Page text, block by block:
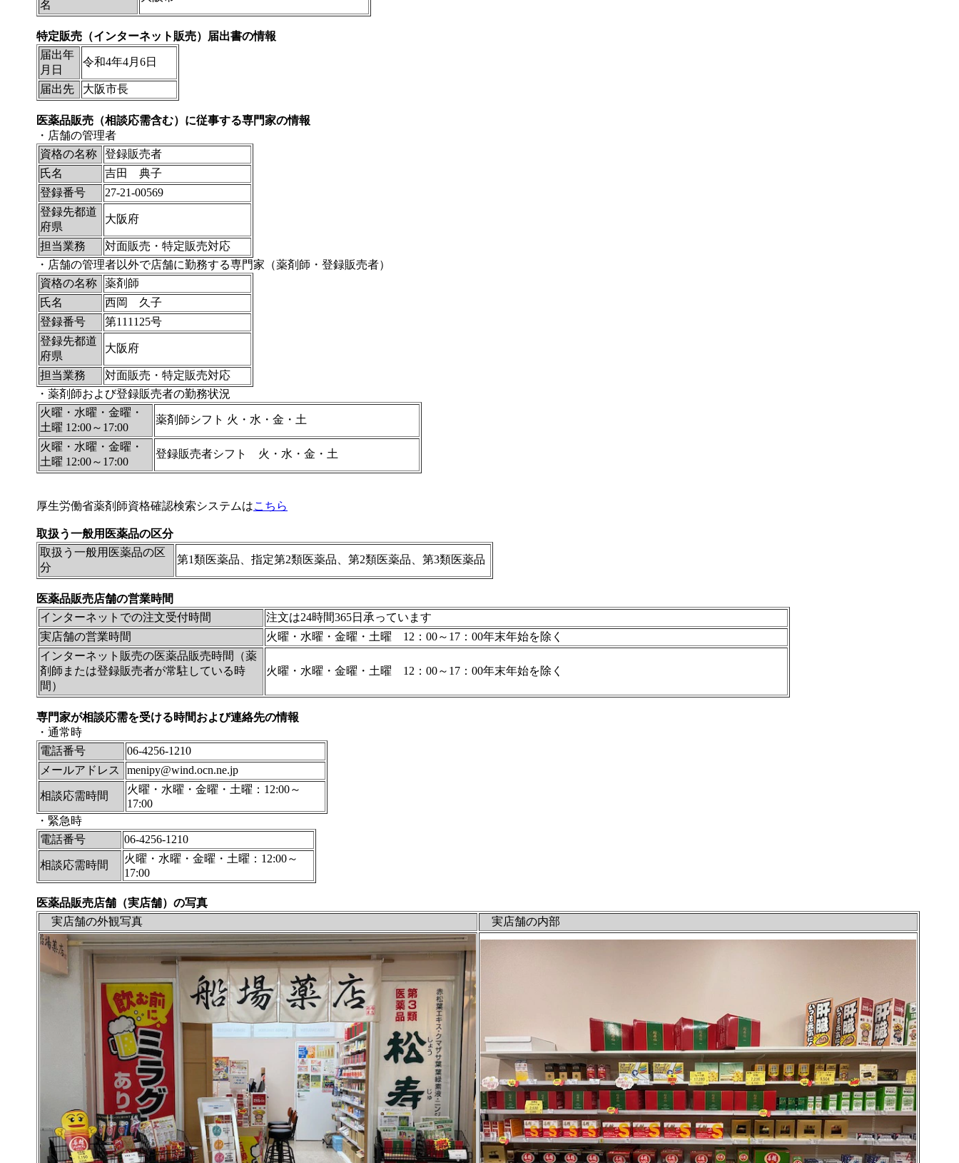
名
特定販売（インターネット販売）届出書の情報
届出年
月日
令和4年4月6日
届出先 大阪市長
医薬品販売（相談応需含む）に従事する専門家の情報
・店舗の管理者
資格の名称
登録販売者
氏名
吉田 典子
登録番号
27-21-00569
登録先都道
府県
大阪府
担当業務
対面販売・特定販売対応
・店舗の管理者以外で店舗に勤務する専門家（薬剤師・登録販売者）
資格の名称
薬剤師
氏名
西岡 久子
登録番号
第111125号
登録先都道
府県
大阪府
担当業務
対面販売・特定販売対応
・薬剤師および登録販売者の勤務状況
火曜・水曜・金曜・
土曜 12:00～17:00
薬剤師シフト 火・水・金・土
火曜・水曜・金曜・
土曜 12:00～17:00
登録販売者シフト 火・水・金・土
厚生労働省薬剤師資格確認検索システムはこちら
取扱う一般用医薬品の区分
取扱う一般用医薬品の区
分
第1類医薬品、指定第2類医薬品、第2類医薬品、第3類医薬品
医薬品販売店舗の営業時間
インターネットでの注文受付時間
注文は24時間365日承っています
実店舗の営業時間
火曜・水曜・金曜・土曜 12：00～17：00年末年始を除く
インターネット販売の医薬品販売時間（薬
剤師または登録販売者が常駐している時
間）
火曜・水曜・金曜・土曜 12：00～17：00年末年始を除く
専門家が相談応需を受ける時間および連絡先の情報
・通常時
電話番号
06-4256-1210
メールアドレス
menipy@wind.ocn.ne.jp
相談応需時間
火曜・水曜・金曜・土曜：12:00～
17:00
・緊急時
電話番号
06-4256-1210
相談応需時間
火曜・水曜・金曜・土曜：12:00～
17:00
医薬品販売店舗（実店舗）の写真
実店舗の外観写真
実店舗の内部